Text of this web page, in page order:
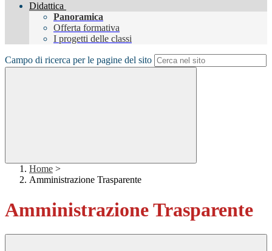
Didattica
Panoramica
Offerta formativa
I progetti delle classi
Campo di ricerca per le pagine del sito
Home >
Amministrazione Trasparente
Amministrazione Trasparente